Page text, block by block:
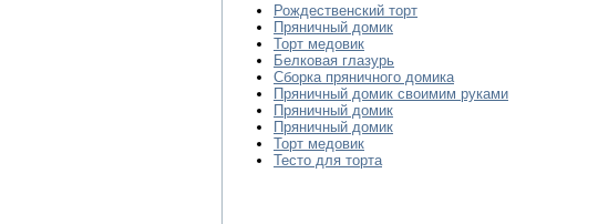
Рождественский торт
Пряничный домик
Торт медовик
Белковая глазурь
Сборка пряничного домика
Пряничный домик своимим руками
Пряничный домик
Пряничный домик
Торт медовик
Тесто для торта